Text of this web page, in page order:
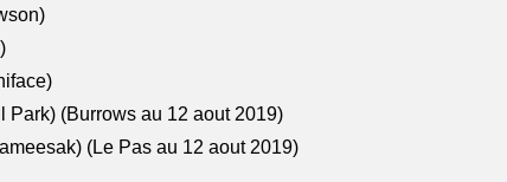
(Burrows au 12 aout 2019)
(Le Pas au 12 aout 2019)